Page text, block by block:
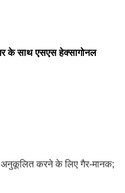
के साथ एसएस हेक्सागोनल
करने के लिए गैर-मानक;